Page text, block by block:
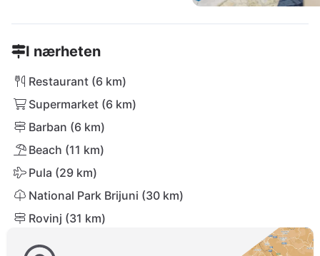
I nærheten
Restaurant (6 km)
Supermarket (6 km)
Barban (6 km)
Beach (11 km)
Pula (29 km)
National Park Brijuni (30 km)
Rovinj (31 km)